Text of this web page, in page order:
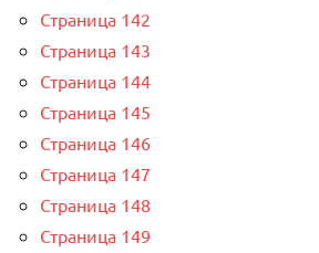
Страница 142
Страница 143
Страница 144
Страница 145
Страница 146
Страница 147
Страница 148
Страница 149